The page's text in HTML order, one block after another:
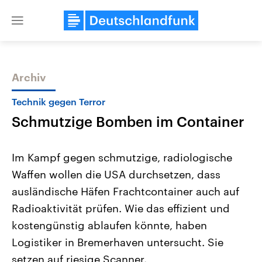
Close
Themen
Landtagswahl Sachsen-Anhalt
2026
Alle Informationen
Sachsen-Anhalt wählt am 6.
September 2026 einen neuen
Landtag. Seit 2021 wird das
Bundesland von einer Koalition aus
Aktuelle Beiträge,
Hintergründe
Wirtschaftlich und
gehören die Vereinigten
Archiv
Technik gegen Terror
Schmutzige Bomben im Container
Im Kampf gegen schmutzige, radiologische
Waffen wollen die USA durchsetzen, dass
ausländische Häfen Frachtcontainer auch auf
Radioaktivität prüfen. Wie das effizient und
kostengünstig ablaufen könnte, haben
Logistiker in Bremerhaven untersucht. Sie
setzen auf riesige Scanner.